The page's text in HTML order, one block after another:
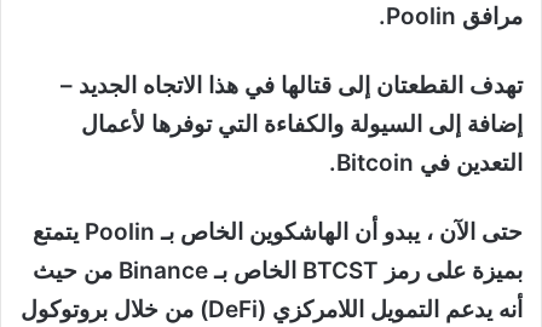
مرافق Poolin.
تهدف القطعتان إلى قتالها في هذا الاتجاه الجديد –
إضافة إلى السيولة والكفاءة التي توفرها لأعمال
التعدين في Bitcoin.
حتى الآن ، يبدو أن الهاشكوين الخاص بـ Poolin يتمتع
بميزة على رمز BTCST الخاص بـ Binance من حيث
أنه يدعم التمويل اللامركزي (DeFi) من خلال بروتوكول